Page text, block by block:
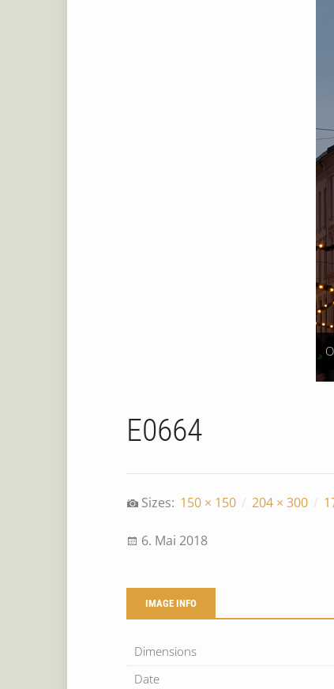
E0664
Sizes: 150 × 150 / 204 × 300 /
6. Mai 2018
IMAGE INFO
Dimensions
Date